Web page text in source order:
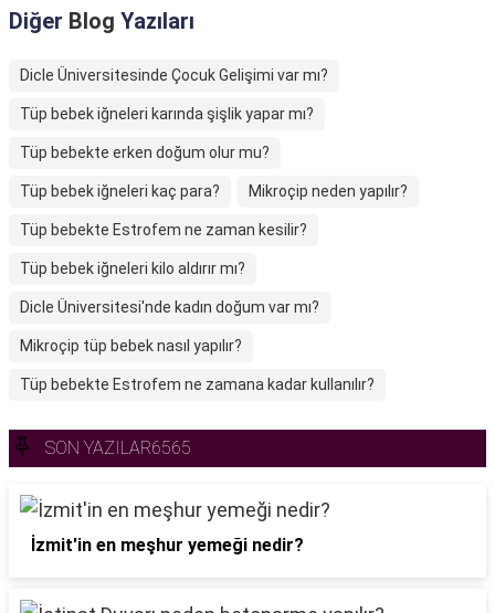
Diğer Blog Yazıları
Dicle Üniversitesinde Çocuk Gelişimi var mı?
Tüp bebek iğneleri karında şişlik yapar mı?
Tüp bebekte erken doğum olur mu?
Tüp bebek iğneleri kaç para? Mikroçip neden yapılır?
Tüp bebekte Estrofem ne zaman kesilir?
Tüp bebek iğneleri kilo aldırır mı?
Dicle Üniversitesi'nde kadın doğum var mı?
Mikroçip tüp bebek nasıl yapılır?
Tüp bebekte Estrofem ne zamana kadar kullanılır?
SON YAZILAR6565
İzmit'in en meşhur yemeği nedir?